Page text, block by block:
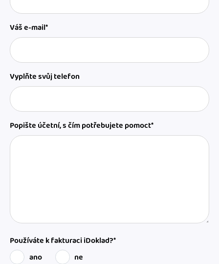
Váš e-mail*
Vyplňte svůj telefon
Popište účetní, s čím potřebujete pomoct*
Používáte k fakturaci iDoklad?*
ano
ne